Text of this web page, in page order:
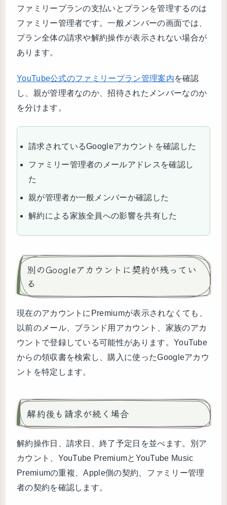
ファミリープランの支払いとプランを管理するのは
ファミリー管理者です。一般メンバーの画面では、
プラン全体の請求や解約操作が表示されない場合が
あります。
YouTube公式のファミリープラン管理案内を確認
し、親が管理者なのか、招待されたメンバーなのか
を分けます。
請求されているGoogleアカウントを確認した
ファミリー管理者のメールアドレスを確認し
た
親が管理者か一般メンバーか確認した
解約による家族全員への影響を共有した
別のGoogleアカウントに契約が残ってい
る
現在のアカウントにPremiumが表示されなくても、
以前のメール、ブランド用アカウント、家族のアカ
ウントで登録している可能性があります。YouTube
からの領収書を検索し、購入に使ったGoogleアカウ
ントを特定します。
解約後も請求が続く場合
解約操作日、請求日、終了予定日を並べます。別ア
カウント、YouTube PremiumとYouTube Music
Premiumの重複、Apple側の契約、ファミリー管理
者の契約を確認します。